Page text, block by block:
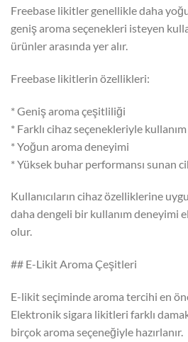
Freebase likitler genellikle daha
geniş aroma seçenekleri isteyen
ürünler arasında yer alır.
Freebase likitlerin özellikleri:
* Geniş aroma çeşitliliği
* Farklı cihaz seçenekleriyle kullanım
* Yoğun aroma deneyimi
* Yüksek buhar performansı sunan
Kullanıcıların cihaz özelliklerine
daha dengeli bir kullanım deneyimi
olur.
## E-Likit Aroma Çeşitleri
E-likit seçiminde aroma tercihi en
Elektronik sigara likitleri farklı
birçok aroma seçeneğiyle hazırlanır.